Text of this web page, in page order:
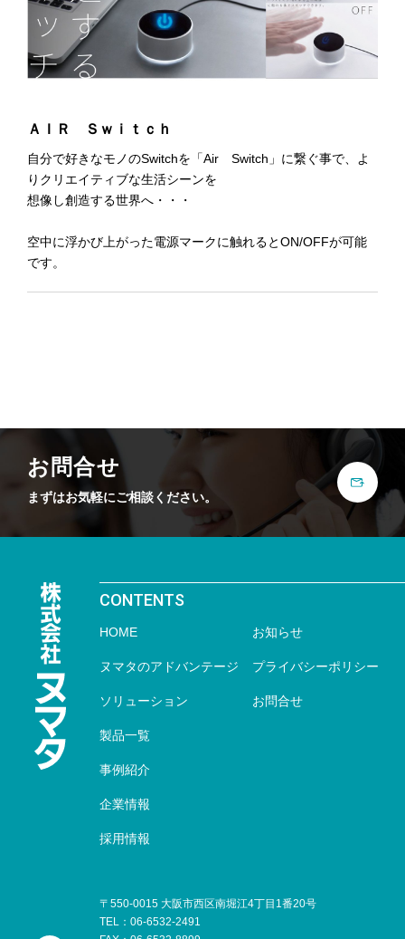
ＡＩＲ Ｓｗｉｔｃｈ
自分で好きなモノのSwitchを「Air Switch」に繋ぐ事で、よ
りクリエイティブな生活シーンを
想像し創造する世界へ・・・
空中に浮かび上がった電源マークに触れるとON/OFFが可能
です。
お問合せ
まずはお気軽にご相談ください。
CONTENTS
HOME
ヌマタのアドバンテージ
ソリューション
製品一覧
事例紹介
企業情報
採用情報
お知らせ
プライバシーポリシー
お問合せ
〒550-0015 大阪市西区南堀江4丁目1番20号
TEL：06-6532-2491